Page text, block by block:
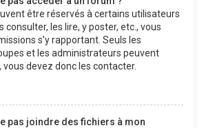
être réservés à certains utilisateurs
consulter, les lire, y poster, etc., vous
s’y rapportant. Seuls les
et les administrateurs peuvent
devez donc les contacter.
pas joindre des fichiers à mon